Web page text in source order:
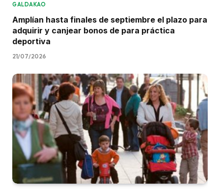
GALDAKAO
Amplían hasta finales de septiembre el plazo para
adquirir y canjear bonos de para práctica
deportiva
21/07/2026